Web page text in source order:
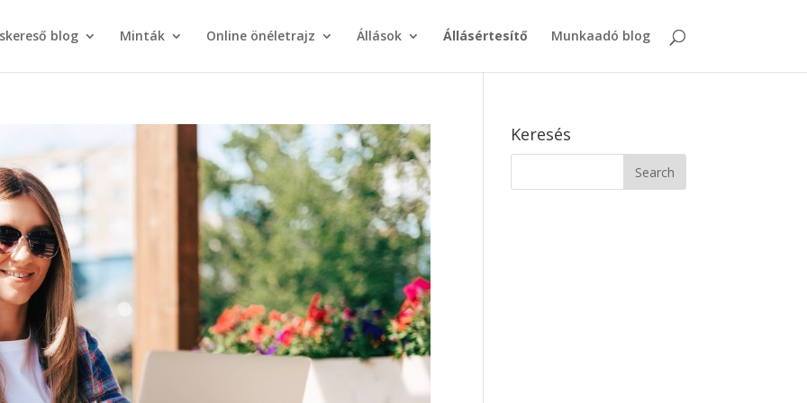
blog Minták Online önéletrajz Állások Állásértesítő Munkaadó blog
Keresés